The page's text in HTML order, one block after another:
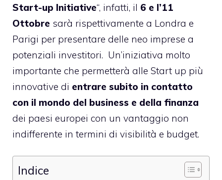
Start-up Initiative“, infatti, il 6 e l’11
Ottobre sarà rispettivamente a Londra e
Parigi per presentare delle neo imprese a
potenziali investitori. Un’iniziativa molto
importante che permetterà alle Start up più
innovative di entrare subito in contatto
con il mondo del business e della finanza
dei paesi europei con un vantaggio non
indifferente in termini di visibilità e budget.
Indice